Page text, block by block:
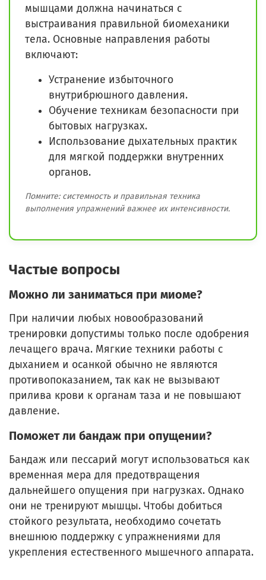
мышцами должна начинаться с
выстраивания правильной биомеханики
тела. Основные направления работы
включают:
Устранение избыточного
внутрибрюшного давления.
Обучение техникам безопасности при
бытовых нагрузках.
Использование дыхательных практик
для мягкой поддержки внутренних
органов.
Помните: системность и правильная техника
выполнения упражнений важнее их интенсивности.
Частые вопросы
Можно ли заниматься при миоме?
При наличии любых новообразований
тренировки допустимы только после одобрения
лечащего врача. Мягкие техники работы с
дыханием и осанкой обычно не являются
противопоказанием, так как не вызывают
прилива крови к органам таза и не повышают
давление.
Поможет ли бандаж при опущении?
Бандаж или пессарий могут использоваться как
временная мера для предотвращения
дальнейшего опущения при нагрузках. Однако
они не тренируют мышцы. Чтобы добиться
стойкого результата, необходимо сочетать
внешнюю поддержку с упражнениями для
укрепления естественного мышечного аппарата.